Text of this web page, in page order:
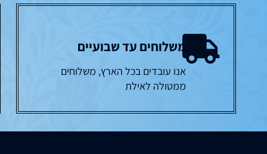
משלוחים עד שבועיים
אנו עובדים בכל הארץ, משלוחים
ממטולה לאילת